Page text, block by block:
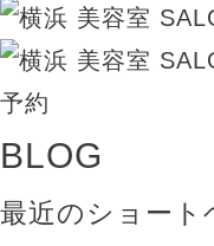
BLOG
最近のショート